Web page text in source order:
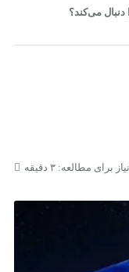
می‌کند؟
برای مطالعه: ۳ دقیقه
۲۸۹,۹۹۹,۰۰۰ تومان